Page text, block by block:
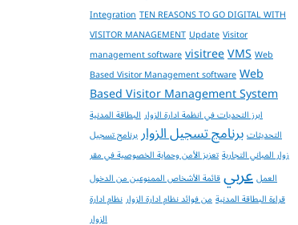
IntegrationTEN REASONS TO GO DIGITAL WITH
VISITOR MANAGEMENTUpdateVisitor
management softwarevisitreeVMSWeb
Based Visitor Management softwareWeb
Based Visitor Management System
ابرز التحديات في انظمة ادارة الزوارالبطاقة المدنية
التحديثاتبرنامج تسجيل الزواربرنامج تسجيل
زوار المباني التجاريةتعزيز الأمن وحماية الخصوصية في مقر
العملعربيقائمة الأشخاص الممنوعين من الدخول
قراءة البطاقة المدنيةمن فوائد نظام ادارة الزوارنظام ادارة
الزوار